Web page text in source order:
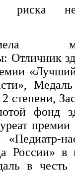
риска
Отличник
степени,
фонд
России» в
в